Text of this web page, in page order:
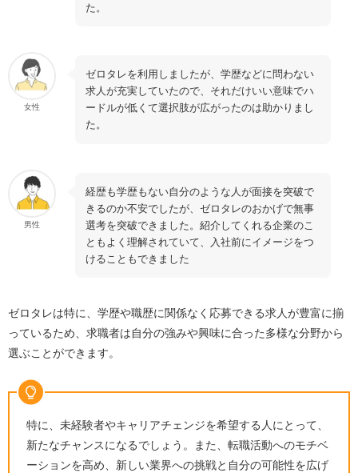
た。
女性
ゼロタレを利用しましたが、学歴などに問わない
求人が充実していたので、それだけいい意味でハ
ードルが低くて選択肢が広がったのは助かりまし
た。
男性
経歴も学歴もない自分のような人が面接を突破で
きるのか不安でしたが、ゼロタレのおかげで無事
選考を突破できました。紹介してくれる企業のこ
ともよく理解されていて、入社前にイメージをつ
けることもできました
ゼロタレは特に、学歴や職歴に関係なく応募できる求人が豊富に揃
っているため、求職者は自分の強みや興味に合った多様な分野から
選ぶことができます。
特に、未経験者やキャリアチェンジを希望する人にとって、
新たなチャンスになるでしょう。また、転職活動へのモチベ
ーションを高め、新しい業界への挑戦と自分の可能性を広げ